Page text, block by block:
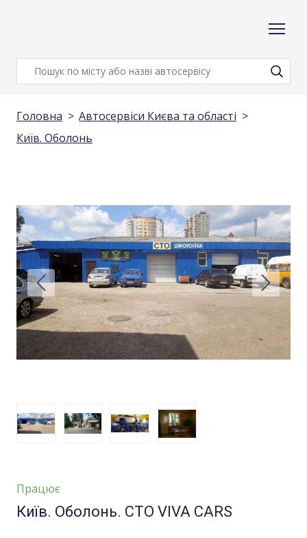
Головна
Автосервіси Києва та області
Київ. Оболонь
Працює
Київ. Оболонь. СТО VIVA CARS